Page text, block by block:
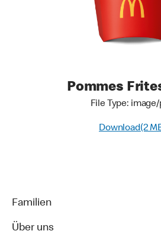
Pommes
File Type:
Download(2
Familien
Über uns